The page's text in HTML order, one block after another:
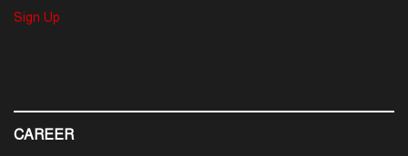
Sign Up
CAREER